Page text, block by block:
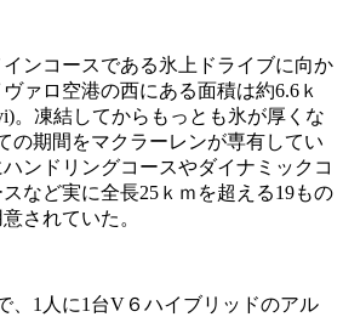
ンコースである氷上ドライブに向か
ァロ空港の西にある面積は約6.6ｋ
。凍結してからもっとも氷が厚くな
の期間をマクラーレンが専有してい
ンドリングコースやダイナミックコ
など実に全長25ｋｍを超える19もの
されていた。
、1人に1台V６ハイブリッドのアル